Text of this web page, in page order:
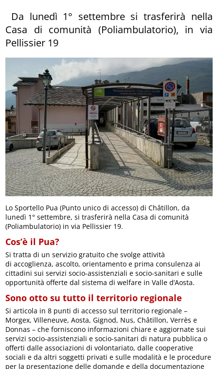
Da lunedì 1° settembre si trasferirà nella
Casa di comunità (Poliambulatorio), in via
Pellissier 19
Lo Sportello Pua (Punto unico di accesso) di Châtillon, da
lunedì 1° settembre, si trasferirà nella Casa di comunità
(Poliambulatorio) in via Pellissier 19.
Cos’è il Pua?
Si tratta di un servizio gratuito che svolge attività
di accoglienza, ascolto, orientamento e prima consulenza ai
cittadini sui servizi socio-assistenziali e socio-sanitari e sulle
opportunità offerte dal sistema di welfare in Valle d’Aosta.
Sono otto su tutto il territorio regionale
Si articola in 8 punti di accesso sul territorio regionale –
Morgex, Villeneuve, Aosta, Gignod, Nus, Châtillon, Verrès e
Donnas – che forniscono informazioni chiare e aggiornate sui
servizi socio-assistenziali e socio-sanitari di natura pubblica o
offerti dalle associazioni di volontariato, dalle cooperative
sociali e da altri soggetti privati e sulle modalità e le procedure
per la presentazione delle domande e della documentazione